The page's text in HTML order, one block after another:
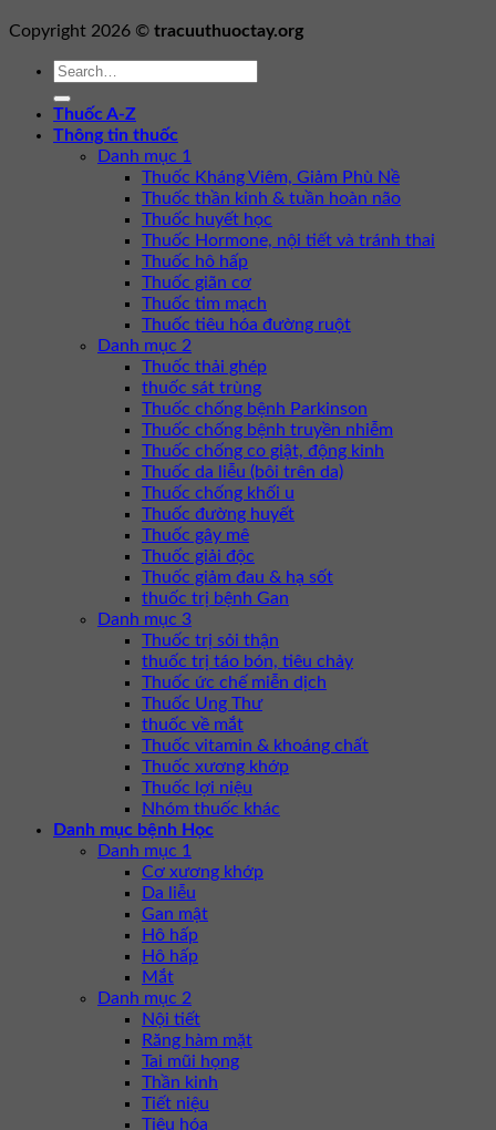
Copyright 2026 © tracuuthuoctay.org
Thuốc A-Z
Thông tin thuốc
Danh mục 1
Thuốc Kháng Viêm, Giảm Phù Nề
Thuốc thần kinh & tuần hoàn não
Thuốc huyết học
Thuốc Hormone, nội tiết và tránh thai
Thuốc hô hấp
Thuốc giãn cơ
Thuốc tim mạch
Thuốc tiêu hóa đường ruột
Danh mục 2
Thuốc thải ghép
thuốc sát trùng
Thuốc chống bệnh Parkinson
Thuốc chống bệnh truyền nhiễm
Thuốc chống co giật, động kinh
Thuốc da liễu (bôi trên da)
Thuốc chống khối u
Thuốc đường huyết
Thuốc gây mê
Thuốc giải độc
Thuốc giảm đau & hạ sốt
thuốc trị bệnh Gan
Danh mục 3
Thuốc trị sỏi thận
thuốc trị táo bón, tiêu chảy
Thuốc ức chế miễn dịch
Thuốc Ung Thư
thuốc về mắt
Thuốc vitamin & khoáng chất
Thuốc xương khớp
Thuốc lợi niệu
Nhóm thuốc khác
Danh mục bệnh Học
Danh mục 1
Cơ xương khớp
Da liễu
Gan mật
Hô hấp
Hô hấp
Mắt
Danh mục 2
Nội tiết
Răng hàm mặt
Tai mũi họng
Thần kinh
Tiết niệu
Tiêu hóa